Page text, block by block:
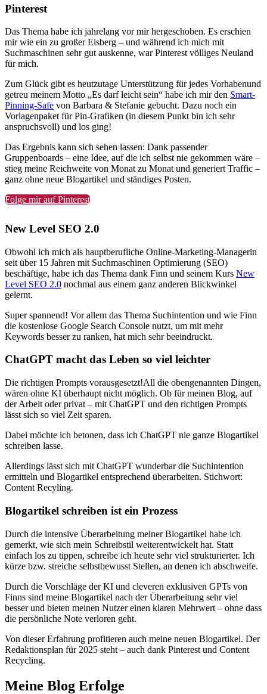
Pinterest
Das Thema habe ich jahrelang vor mir hergeschoben. Es erschien
mir wie ein zu großer Eisberg – und während ich mich mit
Suchmaschinen sehr gut auskenne, war Pinterest völliges Neuland
für mich.
Zum Glück gibt es heutzutage Unterstützung für jedes Vorhabenund
getreu meinem Motto „Es darf leicht sein“ habe ich mir den Smart-
Pinning-Safe von Barbara & Stefanie gebucht. Dazu noch ein
Vorlagenpaket für Pin-Grafiken (in diesem Punkt bin ich sehr
anspruchsvoll) und los ging!
Das Ergebnis kann sich sehen lassen: Dank passender
Gruppenboards – eine Idee, auf die ich selbst nie gekommen wäre –
stieg meine Reichweite von Monat zu Monat und generiert Traffic –
ganz ohne neue Blogartikel und ständiges Posten.
Folge mir auf Pinterest
New Level SEO 2.0
Obwohl ich mich als hauptberufliche Online-Marketing-Managerin
seit über 15 Jahren mit Suchmaschinen Optimierung (SEO)
beschäftige, habe ich das Thema dank Finn und seinem Kurs New
Level SEO 2.0 nochmal aus einem ganz anderen Blickwinkel
gelernt.
Super spannend! Vor allem das Thema Suchintention und wie Finn
die kostenlose Google Search Console nutzt, um mit mehr
Keywords besser zu ranken, hat mich sehr beeindruckt.
ChatGPT macht das Leben so viel leichter
Die richtigen Prompts vorausgesetzt!All die obengenannten Dingen,
wären ohne KI überhaupt nicht möglich. Ob für meinen Blog, auf
der Arbeit oder privat – mit ChatGPT und den richtigen Prompts
lässt sich so viel Zeit sparen.
Dabei möchte ich betonen, dass ich ChatGPT nie ganze Blogartikel
schreiben lasse.
Allerdings lässt sich mit ChatGPT wunderbar die Suchintention
ermitteln und Blogartikel entsprechend überarbeiten. Stichwort:
Content Recyling.
Blogartikel schreiben ist ein Prozess
Durch die intensive Überarbeitung meiner Blogartikel habe ich
gemerkt, wie sich mein Schreibstil weiterentwickelt hat. Statt
einfach los zu tippen, schreibe ich heute sehr viel strukturierter. Ich
kürze bzw. streiche selbstbewusst Stellen, an denen ich abschweife.
Durch die Vorschläge der KI und cleveren exklusiven GPTs von
Finns sind meine Blogartikel nach der Überarbeitung sehr viel
besser und bieten meinen Nutzer einen klaren Mehrwert – ohne dass
die persönliche Note verloren geht.
Von dieser Erfahrung profitieren auch meine neuen Blogartikel. Der
Redaktionsplan für 2025 steht – auch dank Pinterest und Content
Recycling.
Meine Blog Erfolge